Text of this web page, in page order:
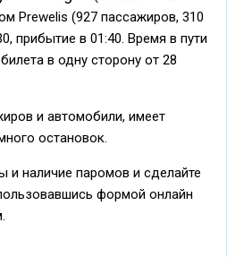
Prewelis (927 пассажиров, 310
прибытие в 01:40. Время в пути
в одну сторону от 28
и автомобили, имеет
остановок.
и наличие паромов и сделайте
формой онлайн